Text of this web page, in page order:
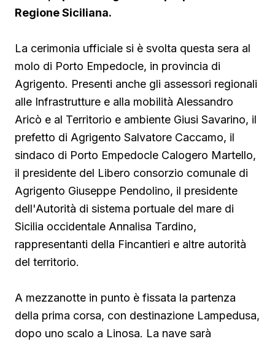
Regione Siciliana.
La cerimonia ufficiale si è svolta questa sera al
molo di Porto Empedocle, in provincia di
Agrigento. Presenti anche gli assessori regionali
alle Infrastrutture e alla mobilità Alessandro
Aricò e al Territorio e ambiente Giusi Savarino, il
prefetto di Agrigento Salvatore Caccamo, il
sindaco di Porto Empedocle Calogero Martello,
il presidente del Libero consorzio comunale di
Agrigento Giuseppe Pendolino, il presidente
dell'Autorità di sistema portuale del mare di
Sicilia occidentale Annalisa Tardino,
rappresentanti della Fincantieri e altre autorità
del territorio.
A mezzanotte in punto è fissata la partenza
della prima corsa, con destinazione Lampedusa,
dopo uno scalo a Linosa. La nave sarà